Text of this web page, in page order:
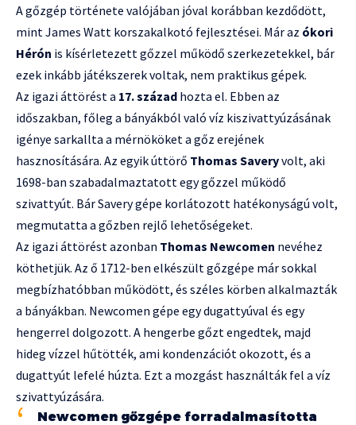
A gőzgép története valójában jóval korábban kezdődött,
mint James Watt korszakalkotó fejlesztései. Már az ókori
Hérón is kísérletezett gőzzel működő szerkezetekkel, bár
ezek inkább játékszerek voltak, nem praktikus gépek.
Az igazi áttörést a 17. század hozta el. Ebben az
időszakban, főleg a bányákból való víz kiszivattyúzásának
igénye sarkallta a mérnököket a gőz erejének
hasznosítására. Az egyik úttörő Thomas Saveryvolt, aki
1698-ban szabadalmaztatott egy gőzzel működő
szivattyút. Bár Savery gépe korlátozott hatékonyságú volt,
megmutatta a gőzben rejlő lehetőségeket.
Az igazi áttörést azonban Thomas Newcomen nevéhez
köthetjük. Az ő 1712-ben elkészült gőzgépe már sokkal
megbízhatóbban működött, és széles körben alkalmazták
a bányákban. Newcomen gépe egy dugattyúval és egy
hengerrel dolgozott. A hengerbe gőzt engedtek, majd
hideg vízzel hűtötték, ami kondenzációt okozott, és a
dugattyút lefelé húzta. Ezt a mozgást használták fel a víz
szivattyúzására.
Newcomen gőzgépe forradalmasította